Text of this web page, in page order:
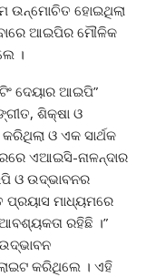
ଉନ୍ମୋଚିତ ହୋଇଥିଲା
ଆଇପିର ମୌଳିକ
।
ଦେୟାର ଆଇପି”
ଶିକ୍ଷା ଓ
ଓ ଏକ ସାର୍ଥକ
ଏଆଇସି-ନାଳନ୍ଦାର
ଓ ଉଦ୍ଭାବନର
ମାଧ୍ୟମରେ
ରହିଛି ।”
କରିଥିଲେ । ଏହି